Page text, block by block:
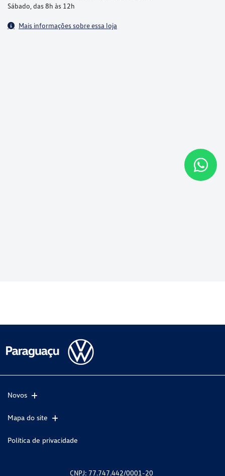
Sábado, das 8h às 12h
Mais informações sobre essa loja
Novos
Mapa do site
Política de privacidade
CNPJ: 77.747.442/0001-20